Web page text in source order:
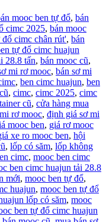
mooc ben tự đổ, bán
cimc 2025, bán mooc
cimc chân rút', bán
tự đổ cimc huajun
28.8 tấn, bán mooc cũ,
mi rơ mooc, bán sơ mi
, ben cimc huajun, ben
, cimc, cimc 2025, cimc
cũ, cửa hàng mua
rơ mooc, định giá sơ mi
mooc ben, giá rơ mooc
xe ro mooc ben, hội
, lốp có săm, lốp không
cimc, mooc ben cimc
ben cimc huajun tải 28.8
mới, mooc ben tự đổ,
huajun, mooc ben tự đổ
lốp có săm, mooc
ben tự đổ cimc huajun